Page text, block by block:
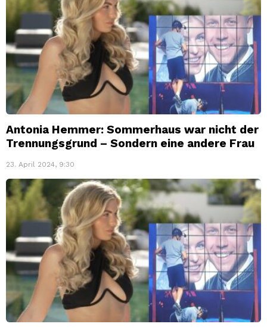
Antonia Hemmer: Sommerhaus war nicht der
Trennungsgrund – Sondern eine andere Frau
23. April 2024, 9:30